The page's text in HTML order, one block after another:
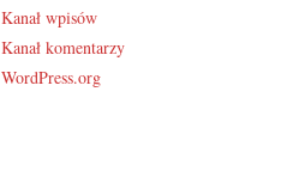
Kanał wpisów
Kanał komentarzy
WordPress.org